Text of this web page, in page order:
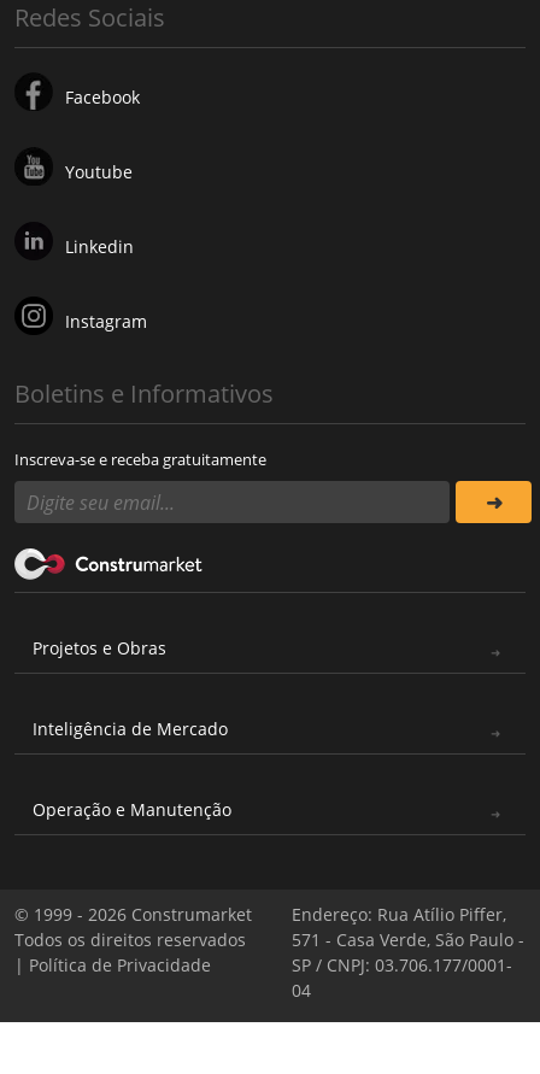
Redes Sociais
Facebook
Youtube
Linkedin
Instagram
Boletins e Informativos
Inscreva-se e receba gratuitamente
Projetos e Obras
Inteligência de Mercado
Operação e Manutenção
© 1999 - 2026 Construmarket
Todos os direitos reservados
| Política de Privacidade
Endereço: Rua Atílio Piffer,
571 - Casa Verde, São Paulo -
SP / CNPJ: 03.706.177/0001-
04